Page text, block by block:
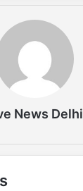
News Delhi